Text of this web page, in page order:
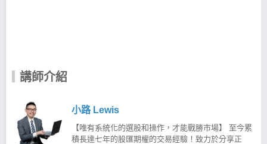
講師介紹
小路 Lewis
【唯有系統化的選股和操作，才能戰勝市場】 至今累
積長達七年的股匯期權的交易經驗！致力於分享正